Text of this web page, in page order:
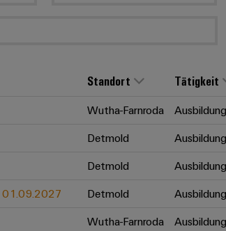
Standort Tätigkeit
Wutha-Farnroda Ausbildung
Detmold Ausbildung
Detmold Ausbildung
01.09.2027
Detmold Ausbildung
Wutha-Farnroda Ausbildung